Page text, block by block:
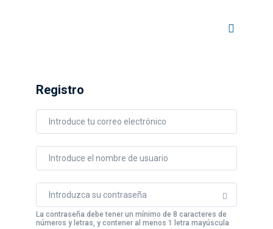
Registro
La contraseña debe tener un mínimo de 8 caracteres de
números y letras, y contener al menos 1 letra mayúscula